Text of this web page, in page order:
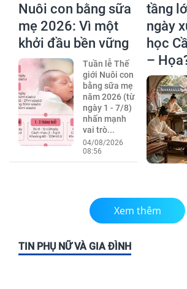
Nuôi con bằng sữa
mẹ 2026: Vì một
khởi đầu bền vững
Tuần lễ Thế
giới Nuôi con
bằng sữa mẹ
năm 2026 (từ
ngày 1 - 7/8)
nhấn mạnh
vai trò...
04/08/2026
08:56
tầng
ngày
học
–
Xem thêm
TIN PHỤ NỮ VÀ GIA ĐÌNH